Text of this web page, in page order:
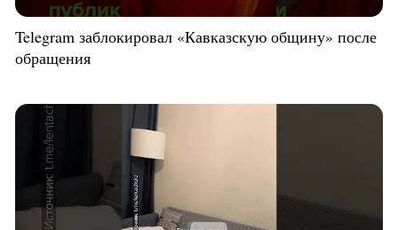
Telegram заблокировал «Кавказскую общину» после
обращения